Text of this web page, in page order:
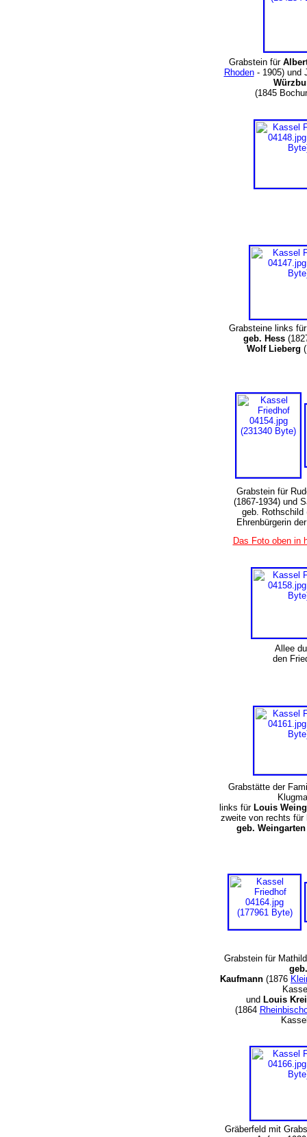
Grabstein für
Rhoden- 1905) und
(1845
Grabsteine links
geb. Hess
Wolf Lieberg
Grabstein für
(1867-1934) und
geb. Rothschild
Ehrenbürgerin
Das Foto oben in
Allee
den
Grabstätte der
links für Louis
zweite von rechts für
geb.
Grabstein für
geb.
Kaufmann (1876
und Louis
(1864
Gräberfeld mit